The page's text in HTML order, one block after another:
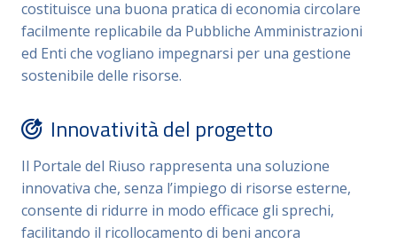
Enti terzi senza scopo di lucro: qualora i beni
non vengano ricollocati internamente entro il
periodo stabilito, il nuovo Regolamento
dell’Inventario prevede la possibilità di metterli
di interesse verso enti esterni, garantendo
trasparenza e correttezza amministrativa.
costituisce una buona pratica di economia circolare
facilmente replicabile da Pubbliche Amministrazioni
ed Enti che vogliano impegnarsi per una gestione
sostenibile delle risorse.
Innovatività del progetto
Il Portale del Riuso rappresenta una soluzione
innovativa che, senza l’impiego di risorse esterne,
consente di ridurre in modo efficace gli sprechi,
facilitando il ricollocamento di beni ancora